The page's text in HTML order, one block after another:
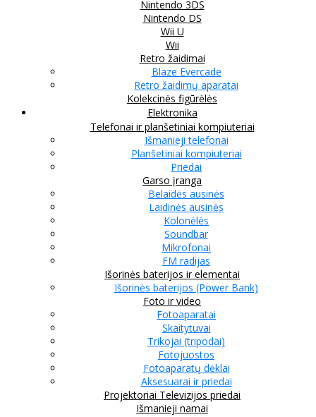
Nintendo 3DS
Nintendo DS
Wii U
Wii
Retro žaidimai
Blaze Evercade
Retro žaidimų aparatai
Kolekcinės figūrėlės
Elektronika
Telefonai ir planšetiniai kompiuteriai
Išmanieji telefonai
Planšetiniai kompiuteriai
Priedai
Garso įranga
Belaidės ausinės
Laidinės ausinės
Kolonėlės
Soundbar
Mikrofonai
FM radijas
Išorinės baterijos ir elementai
Išorinės baterijos (Power Bank)
Foto ir video
Fotoaparatai
Skaitytuvai
Trikojai (tripodai)
Fotojuostos
Fotoaparatų dėklai
Aksesuarai ir priedai
Projektoriai Televizijos priedai
Išmanieji namai